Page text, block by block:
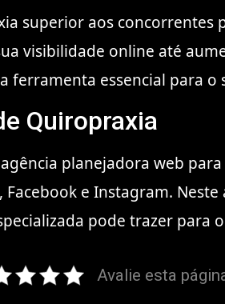
superior aos concorrentes
visibilidade online até
essencial para o
Quiropraxia
planejadora web
e Instagram.
pode trazer para
Avalie esta